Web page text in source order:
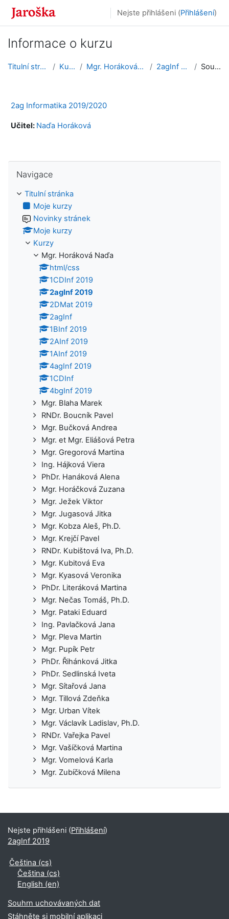
Přejít k hlavnímu obsahu
Nejste přihlášeni (Přihlášení)
Informace o kurzu
Titulní stránka Kurzy Mgr. Horáková Naďa 2agInf 2019 Souhrn
2ag Informatika 2019/2020
Učitel: Naďa Horáková
Navigace
Titulní stránka
Moje kurzy
Novinky stránek
Moje kurzy
Kurzy
Mgr. Horáková Naďa
html/css
1CDInf 2019
2agInf 2019
2DMat 2019
2agInf
1BInf 2019
2AInf 2019
1AInf 2019
4agInf 2019
1CDInf
4bgInf 2019
Mgr. Blaha Marek
RNDr. Boucník Pavel
Mgr. Bučková Andrea
Mgr. et Mgr. Eliášová Petra
Mgr. Gregorová Martina
Ing. Hájková Viera
PhDr. Hanáková Alena
Mgr. Horáčková Zuzana
Mgr. Ježek Viktor
Mgr. Jugasová Jitka
Mgr. Kobza Aleš, Ph.D.
Mgr. Krejčí Pavel
RNDr. Kubištová Iva, Ph.D.
Mgr. Kubitová Eva
Mgr. Kyasová Veronika
PhDr. Literáková Martina
Mgr. Nečas Tomáš, Ph.D.
Mgr. Pataki Eduard
Ing. Pavlačková Jana
Mgr. Pleva Martin
Mgr. Pupík Petr
PhDr. Řihánková Jitka
PhDr. Sedlinská Iveta
Mgr. Sítařová Jana
Mgr. Tillová Zdeňka
Mgr. Urban Vítek
Mgr. Václavík Ladislav, Ph.D.
RNDr. Vařejka Pavel
Mgr. Vašíčková Martina
Mgr. Vomelová Karla
Mgr. Zubíčková Milena
Nejste přihlášeni (Přihlášení)
2agInf 2019
Čeština ‎(cs)‎
Čeština ‎(cs)‎
English ‎(en)‎
Souhrn uchovávaných dat
Stáhněte si mobilní aplikaci